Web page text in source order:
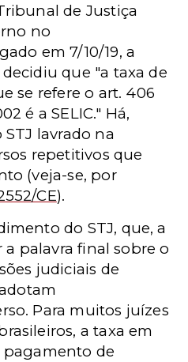
de Justiça
no
em 7/10/19, a
que "a taxa de
se refere o art. 406
é a SELIC." Há,
lavrado na
repetitivos que
(veja-se, por
CE).
do STJ, que, a
palavra final sobre o
judiciais de
Para muitos juízes
a taxa em
pagamento de